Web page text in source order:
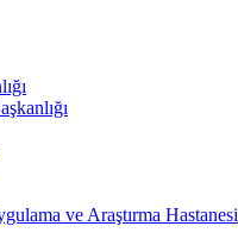
ve Araştırma Hastanesi